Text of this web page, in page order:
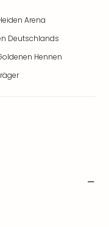
Arena
Deutschlands
Hennen